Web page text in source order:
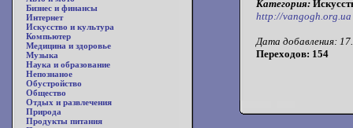
Бизнес и финансы
Интернет
Искусство и культура
Компьютер
Медицина и здоровье
Музыка
Наука и образование
Непознаное
Обустройство
Общество
Отдых и развлечения
Природа
Продукты питания
Категория:
http://vangogh.org.ua
Дата добавления:
Переходов: 154